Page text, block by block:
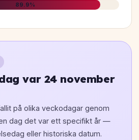
89.9%
var 24 november
på olika veckodagar genom
dag det var ett specifikt år —
eller historiska datum.